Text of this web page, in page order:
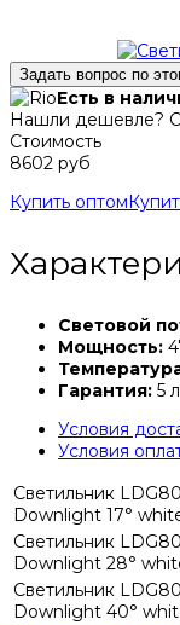
Задать вопрос по
Есть в
Нашли дешевле?
Стоимость
8602 руб
Купить оптом
Световой
Мощность:
Гарантия: 5
Условия
Условия
Светильник
Downlight 17°
Светильник
Downlight 28°
Светильник
Downlight 40°